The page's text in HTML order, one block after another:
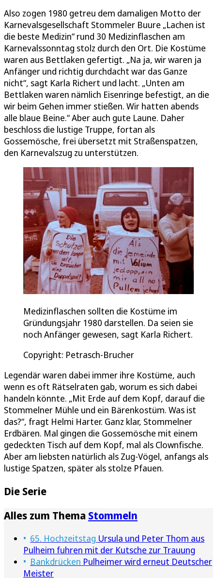
Also zogen 1980 getreu dem damaligen Motto der
Karnevalsgesellschaft Stommeler Buure „Lachen ist
die beste Medizin“ rund 30 Medizinflaschen am
Karnevalssonntag stolz durch den Ort. Die Kostüme
waren aus Bettlaken gefertigt. „Na ja, wir waren ja
Anfänger und richtig durchdacht war das Ganze
nicht“, sagt Karla Richert und lacht. „Unten am
Bettlaken waren nämlich Eisenringe befestigt, an die
wir beim Gehen immer stießen. Wir hatten abends
alle blaue Beine.“ Aber auch gute Laune. Daher
beschloss die lustige Truppe, fortan als
Gossemösche, frei übersetzt mit Straßenspatzen,
den Karnevalszug zu unterstützen.
Medizinflaschen sollten die Kostüme im
Gründungsjahr 1980 darstellen. Da seien sie
noch Anfänger gewesen, sagt Karla Richert.
Copyright: Petrasch-Brucher
Legendär waren dabei immer ihre Kostüme, auch
wenn es oft Rätselraten gab, worum es sich dabei
handeln könnte. „Mit Erde auf dem Kopf, darauf die
Stommelner Mühle und ein Bärenkostüm. Was ist
das?“, fragt Helmi Harter. Ganz klar, Stommelner
Erdbären. Mal gingen die Gossemösche mit einem
gedeckten Tisch auf dem Kopf, mal als Clownfische.
Aber am liebsten natürlich als Zug-Vögel, anfangs als
lustige Spatzen, später als stolze Pfauen.
Die Serie
Alles zum Thema Stommeln
65. Hochzeitstag Ursula und Peter Thom aus
Pulheim fuhren mit der Kutsche zur Trauung
Bankdrücken Pulheimer wird erneut Deutscher
Meister